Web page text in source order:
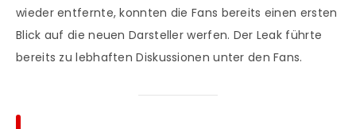
wieder entfernte, konnten die Fans bereits einen ersten
Blick auf die neuen Darsteller werfen. Der Leak führte
bereits zu lebhaften Diskussionen unter den Fans.